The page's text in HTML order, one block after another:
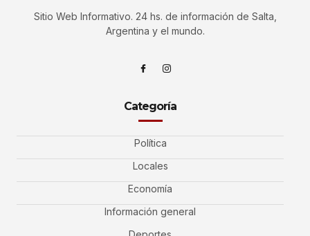
Sitio Web Informativo. 24 hs. de información de Salta,
Argentina y el mundo.
Categoría
Política
Locales
Economía
Información general